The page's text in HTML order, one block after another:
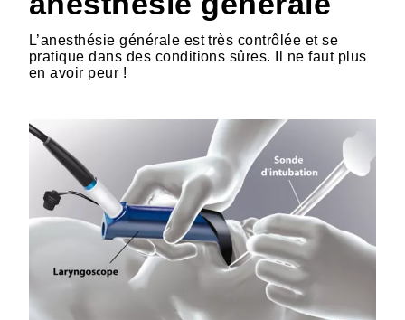
L’anesthésie générale est très contrôlée et se
pratique dans des conditions sûres. Il ne faut plus
en avoir peur !